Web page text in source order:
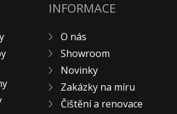
na zakázku
INFORMACE
O nás
Showroom
Novinky
Zakázky na míru
Čištění a renovace